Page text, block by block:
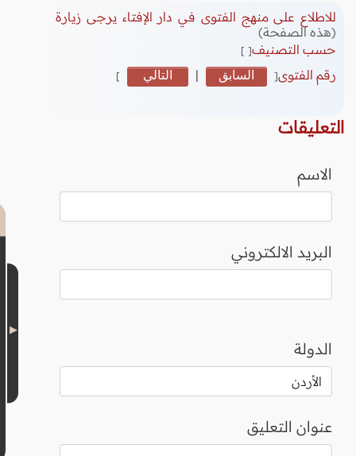
للاطلاع على منهج الفتوى في دار الإفتاء يرجى زيارة
(هذه الصفحة)
حسب التصنيف[ ]
رقم الفتوى[ السابق | التالي ]
التعليقات
الاسم
البريد الالكتروني
الدولة
عنوان التعليق